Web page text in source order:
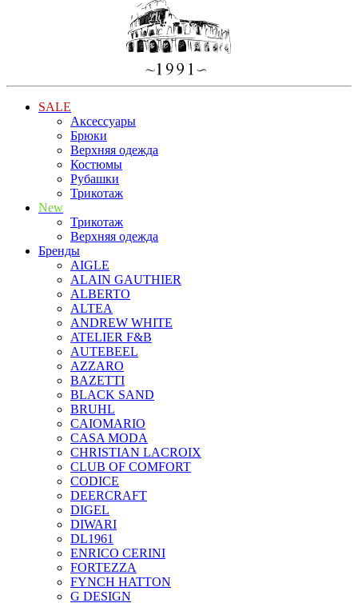
SALE
Аксессуары
Брюки
Верхняя одежда
Костюмы
Рубашки
Трикотаж
New
Трикотаж
Верхняя одежда
Бренды
AIGLE
ALAIN GAUTHIER
ALBERTO
ALTEA
ANDREW WHITE
ATELIER F&B
AUTEBEEL
AZZARO
BAZETTI
BLACK SAND
BRUHL
CAIOMARIO
CASA MODA
CHRISTIAN LACROIX
CLUB OF COMFORT
CODICE
DEERCRAFT
DIGEL
DIWARI
DL1961
ENRICO CERINI
FORTEZZA
FYNCH HATTON
G DESIGN